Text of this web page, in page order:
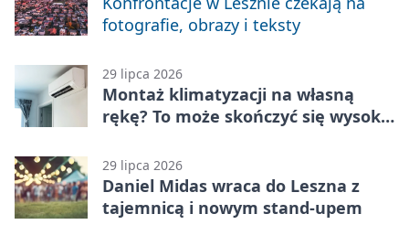
fotografie, obrazy i teksty
29 lipca 2026
Montaż klimatyzacji na własną
rękę? To może skończyć się wysoką
29 lipca 2026
Daniel Midas wraca do Leszna z
tajemnicą i nowym stand-upem